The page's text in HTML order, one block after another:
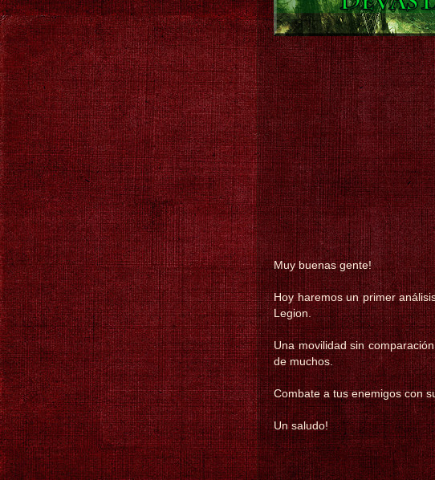
Muy buenas gente!
Hoy haremos un primer
Legion.
Una movilidad sin
de muchos.
Combate a tus enemigos con
Un saludo!